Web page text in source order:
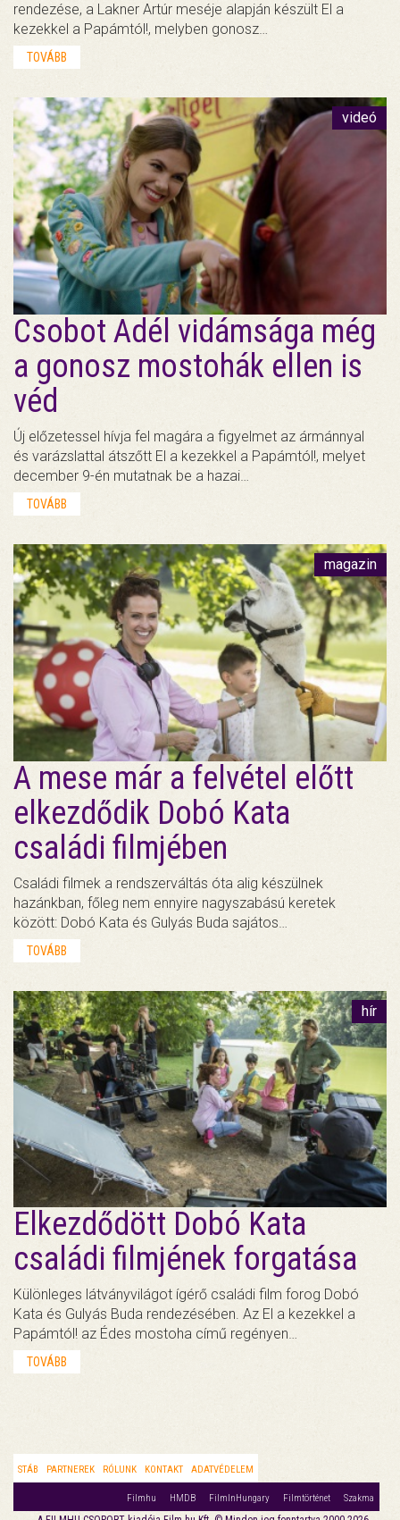
rendezése, a Lakner Artúr meséje alapján készült El a
kezekkel a Papámtól!, melyben gonosz…
TOVÁBB
videó
Csobot Adél vidámsága még
a gonosz mostohák ellen is
véd
Új előzetessel hívja fel magára a figyelmet az ármánnyal
és varázslattal átszőtt El a kezekkel a Papámtól!, melyet
december 9-én mutatnak be a hazai…
TOVÁBB
magazin
A mese már a felvétel előtt
elkezdődik Dobó Kata
családi filmjében
Családi filmek a rendszerváltás óta alig készülnek
hazánkban, főleg nem ennyire nagyszabású keretek
között: Dobó Kata és Gulyás Buda sajátos…
TOVÁBB
hír
Elkezdődött Dobó Kata
családi filmjének forgatása
Különleges látványvilágot ígérő családi film forog Dobó
Kata és Gulyás Buda rendezésében. Az El a kezekkel a
Papámtól! az Édes mostoha című regényen…
TOVÁBB
STÁB PARTNEREK RÓLUNK KONTAKT ADATVÉDELEM
Filmhu HMDB FilmInHungary Filmtörténet Szakma